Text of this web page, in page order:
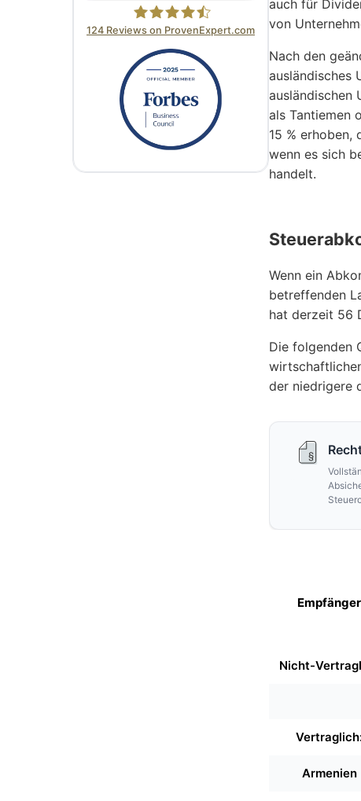
W-V Law Firm LLP
124 Reviews on ProvenExpert.com
auch für
von
Nach den
ausländisches
ausländischen
als Tantiemen
15 % erhoben,
wenn es sich
handelt.
Wenn ein
betreffenden
hat derzeit 56
Die folgenden
der niedrigere
Empfänger
Nicht-
Armenien